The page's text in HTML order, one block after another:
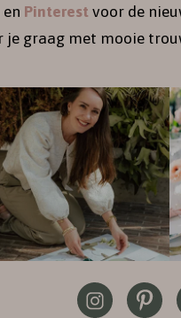
en Pinterest voor de
je graag met mooie